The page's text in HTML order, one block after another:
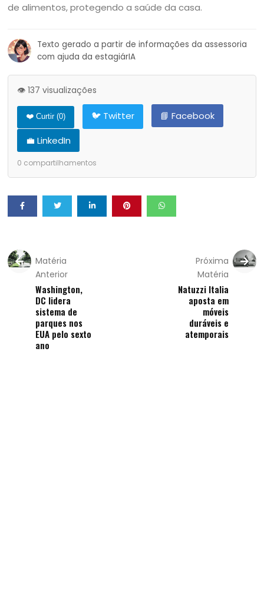
de alimentos, protegendo a saúde da casa.
Texto gerado a partir de informações da assessoria
com ajuda da estagiárIA
👁️ 137 visualizações
❤️ Curtir (0) 🐦 Twitter
📘 Facebook
💼 LinkedIn
0 compartilhamentos
Matéria
Anterior
Washington,
DC lidera
sistema de
parques nos
EUA pelo sexto
ano
Próxima
Matéria
Natuzzi Italia
aposta em
móveis
duráveis e
atemporais